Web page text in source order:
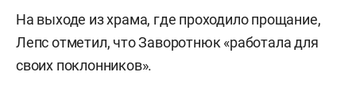
На выходе из храма, где проходило прощание,
Лепс отметил, что Заворотнюк «работала для
своих поклонников».